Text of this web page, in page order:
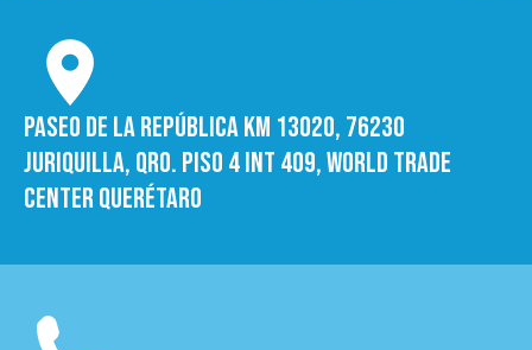
Paseo de la República Km 13020, 76230
Juriquilla, Qro. Piso 4 int 409, World trade
Center Querétaro